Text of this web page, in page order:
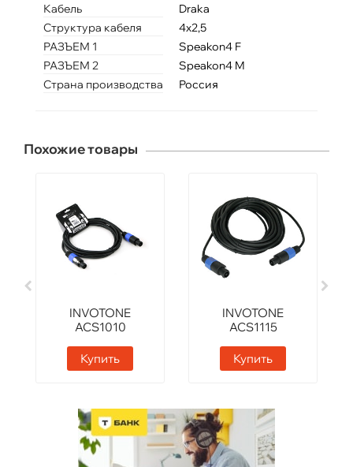
Кабель
Draka
Структура кабеля
4х2,5
РАЗЪЕМ 1
Speakon4 F
РАЗЪЕМ 2
Speakon4 M
Страна производства
Россия
Похожие товары
INVOTONE
ACS1010
Купить
INVOTONE
ACS1115
Купить